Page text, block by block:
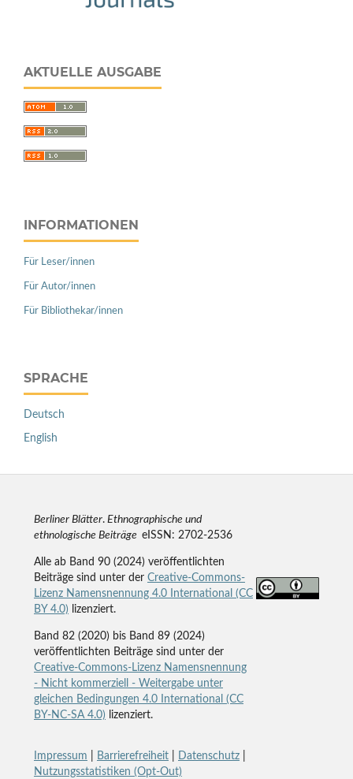
AKTUELLE AUSGABE
INFORMATIONEN
Für Leser/innen
Für Autor/innen
Für Bibliothekar/innen
SPRACHE
Deutsch
English
Berliner Blätter.Ethnographische und
ethnologische Beiträge eISSN: 2702-2536
Alle ab Band 90 (2024) veröffentlichten
Beiträge sind unter der Creative-Commons-
Lizenz Namensnennung 4.0 International (CC
BY 4.0) lizenziert.
Band 82 (2020) bis Band 89 (2024)
veröffentlichten Beiträge sind unter der
Creative-Commons-Lizenz Namensnennung
- Nicht kommerziell - Weitergabe unter
gleichen Bedingungen 4.0 International (CC
BY-NC-SA 4.0) lizenziert.
Impressum Barrierefreiheit| Datenschutz|
Nutzungsstatistiken (Opt-Out)